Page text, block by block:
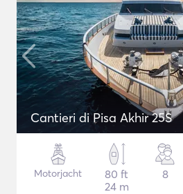
Cantieri di Pisa Akhir 25S
Motorjacht
80 ft
24 m
8